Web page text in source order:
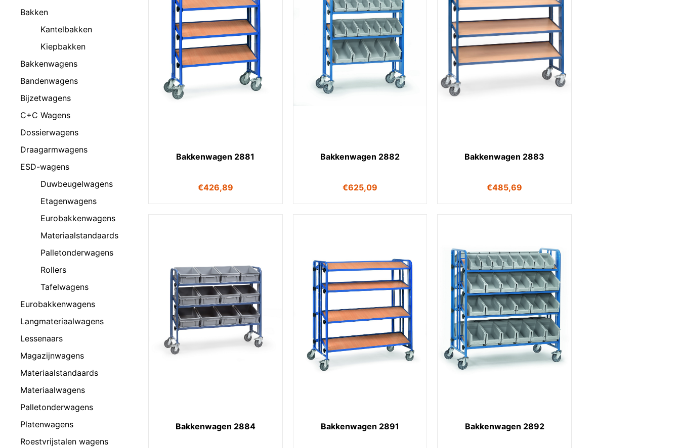
Bakken
Kantelbakken
Kiepbakken
Bakkenwagens
Bandenwagens
Bijzetwagens
C+C Wagens
Dossierwagens
Draagarmwagens
ESD-wagens
Duwbeugelwagens
Etagenwagens
Eurobakkenwagens
Materiaalstandaards
Palletonderwagens
Rollers
Tafelwagens
Eurobakkenwagens
Langmateriaalwagens
Lessenaars
Magazijnwagens
Materiaalstandaards
Materiaalwagens
Palletonderwagens
Platenwagens
Roestvrijstalen wagens
Bakkenwagen 2881
€426,89
Bakkenwagen 2882
€625,09
Bakkenwagen 2883
€485,69
Bakkenwagen 2884 Bakkenwagen 2891 Bakkenwagen 2892